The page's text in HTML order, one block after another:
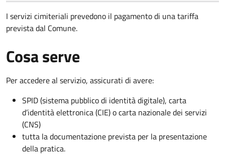
I servizi cimiteriali prevedono il pagamento di una tariffa
prevista dal Comune.
Cosa serve
Per accedere al servizio, assicurati di avere:
SPID (sistema pubblico di identità digitale), carta
d’identità elettronica (CIE) o carta nazionale dei servizi
(CNS)
tutta la documentazione prevista per la presentazione
della pratica.